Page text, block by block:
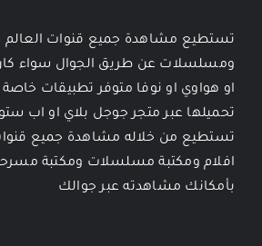
تستطيع مشاهدة جميع قنوات العالم
ومسلسلات عن طريق الجوال سواء كان
او هواوي او نوفا متوفر تطبيقات خاصة
تحميلها عبر متجر جوجل بلاي او اب
تستطيع من خلاله مشاهدة جميع
افلام ومكتبة مسلسلات ومكتبة
بأمكانك مشاهدته عبر جوالك